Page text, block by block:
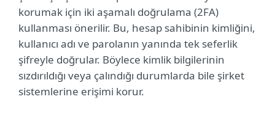
korumak için iki aşamalı doğrulama (2FA)
kullanması önerilir. Bu, hesap sahibinin kimliğini,
kullanıcı adı ve parolanın yanında tek seferlik
şifreyle doğrular. Böylece kimlik bilgilerinin
sızdırıldığı veya çalındığı durumlarda bile şirket
sistemlerine erişimi korur.